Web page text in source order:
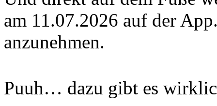
am 11.07.2026 auf der
anzunehmen.
Puuh… dazu gibt es